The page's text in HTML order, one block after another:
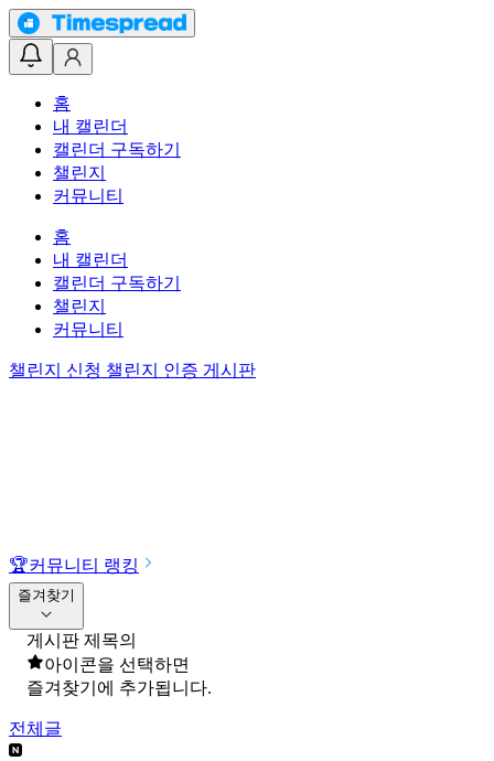
홈
내 캘린더
캘린더 구독하기
챌린지
커뮤니티
홈
내 캘린더
캘린더 구독하기
챌린지
커뮤니티
챌린지 신청 챌린지 인증 게시판
🏆커뮤니티 랭킹
즐겨찾기
게시판 제목의
아이콘을 선택하면
즐겨찾기에 추가됩니다.
전체글